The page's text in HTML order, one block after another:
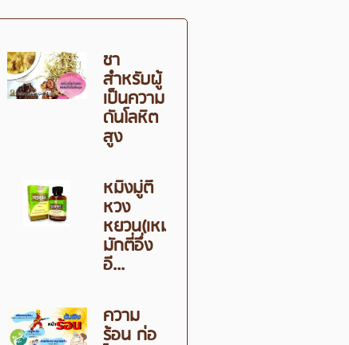
ชา
สำหรับผู้
เป็นความ
ดันโลหิต
สูง
หมิงมู่ตี้
หวง
หยวน(เหม่ง
มักตี่อึ่ง
อี...
ความ
ร้อน ก่อ